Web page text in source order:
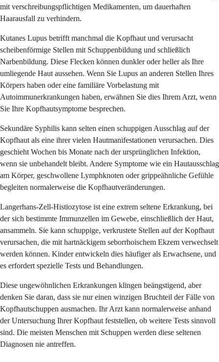
mit verschreibungspflichtigen Medikamenten, um dauerhaften
Haarausfall zu verhindern.
Kutanes Lupus betrifft manchmal die Kopfhaut und verursacht
scheibenförmige Stellen mit Schuppenbildung und schließlich
Narbenbildung. Diese Flecken können dunkler oder heller als Ihre
umliegende Haut aussehen. Wenn Sie Lupus an anderen Stellen Ihres
Körpers haben oder eine familiäre Vorbelastung mit
Autoimmunerkrankungen haben, erwähnen Sie dies Ihrem Arzt, wenn
Sie Ihre Kopfhautsymptome besprechen.
Sekundäre Syphilis kann selten einen schuppigen Ausschlag auf der
Kopfhaut als eine ihrer vielen Hautmanifestationen verursachen. Dies
geschieht Wochen bis Monate nach der ursprünglichen Infektion,
wenn sie unbehandelt bleibt. Andere Symptome wie ein Hautausschlag
am Körper, geschwollene Lymphknoten oder grippeähnliche Gefühle
begleiten normalerweise die Kopfhautveränderungen.
Langerhans-Zell-Histiozytose ist eine extrem seltene Erkrankung, bei
der sich bestimmte Immunzellen im Gewebe, einschließlich der Haut,
ansammeln. Sie kann schuppige, verkrustete Stellen auf der Kopfhaut
verursachen, die mit hartnäckigem seborrhoischem Ekzem verwechselt
werden können. Kinder entwickeln dies häufiger als Erwachsene, und
es erfordert spezielle Tests und Behandlungen.
Diese ungewöhnlichen Erkrankungen klingen beängstigend, aber
denken Sie daran, dass sie nur einen winzigen Bruchteil der Fälle von
Kopfhautschuppen ausmachen. Ihr Arzt kann normalerweise anhand
der Untersuchung Ihrer Kopfhaut feststellen, ob weitere Tests sinnvoll
sind. Die meisten Menschen mit Schuppen werden diese seltenen
Diagnosen nie antreffen.